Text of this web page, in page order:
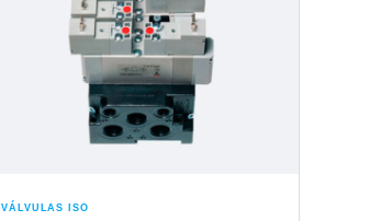
VÁLVULAS ISO